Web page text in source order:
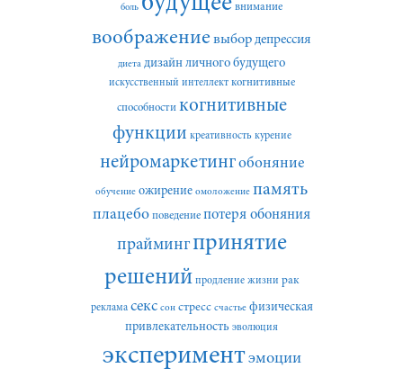
боль внимание
воображение выбор депрессия
диета дизайн личного будущего
искусственный интеллект когнитивные
способности когнитивные
функции креативность курение
нейромаркетингобоняние
обучение ожирение омоложение память
плацебо поведение потеря обоняния
праймингпринятие
решений продление жизни рак
реклама секс сон стресс счастье физическая
привлекательность эволюция
экспериментэмоции